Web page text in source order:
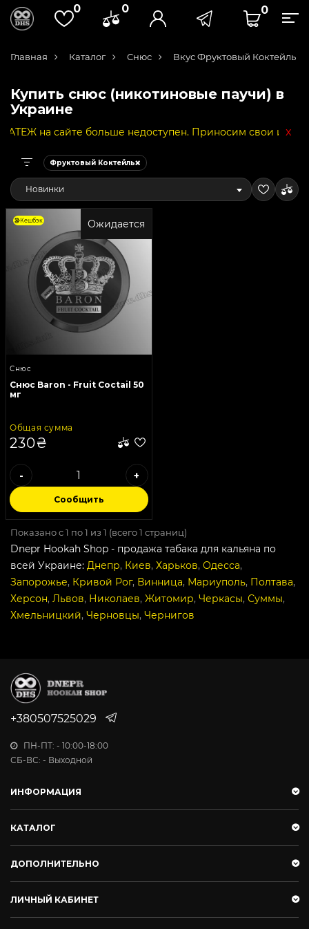
0 0 0
Главная Каталог Снюс Вкус Фруктовый Коктейль
Купить снюс (никотиновые паучи) в
Украине
на сайте больше недоступен. Приносим свои x
Фруктовый Коктейль
Новинки
Ожидается
Кешбэк
Снюс
Снюс Baron - Fruit Coctail 50
мг
Общая сумма
230₴
- +
Сообщить
Показано с 1 по 1 из 1 (всего 1 страниц)
Dnepr Hookah Shop - продажа табака для кальяна по
всей Украине: Днепр, Киев, Харьков, Одесса,
Запорожье, Кривой Рог, Винница, Мариуполь, Полтава,
Херсон, Львов, Николаев, Житомир, Черкасы, Суммы,
Хмельницкий, Черновцы, Чернигов
+380507525029
ПН-ПТ: - 10:00-18:00
СБ-ВС: - Выходной
ИНФОРМАЦИЯ
КАТАЛОГ
ДОПОЛНИТЕЛЬНО
ЛИЧНЫЙ КАБИНЕТ